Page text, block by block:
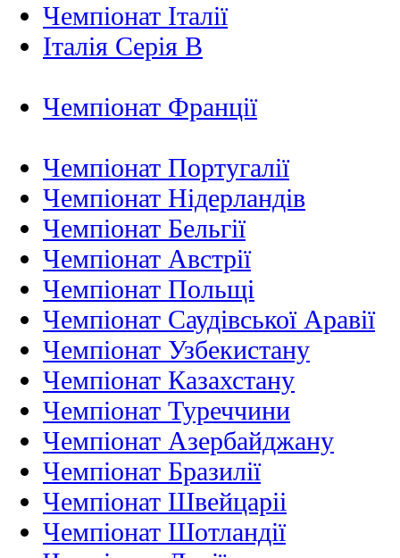
Чемпіонат Італії
Італія Серія B
Чемпіонат Франції
Чемпіонат Португалії
Чемпіонат Нідерландiв
Чемпіонат Бельгії
Чемпіонат Австрії
Чемпіонат Польщі
Чемпіонат Саудівської Аравії
Чемпіонат Узбекистану
Чемпіонат Казахстану
Чемпіонат Туреччини
Чемпіонат Азербайджану
Чемпіонат Бразилії
Чемпіонат Швейцаріі
Чемпіонат Шотландії